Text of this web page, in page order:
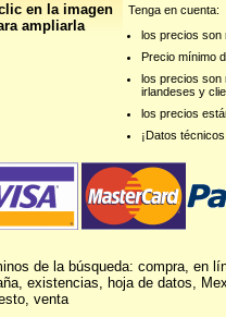
en la imagen
ampliarla
Tenga en cuenta:
los precios son
Precio mínimo
los precios son
irlandeses y
los precios
¡Datos
de la búsqueda: compra, en
existencias, hoja de datos,
venta